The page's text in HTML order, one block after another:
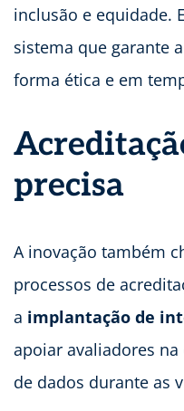
inclusão e equidade.
sistema que garante
forma ética e em
precisa
A inovação também
processos de
a implantação de
apoiar avaliadores
de dados durante as